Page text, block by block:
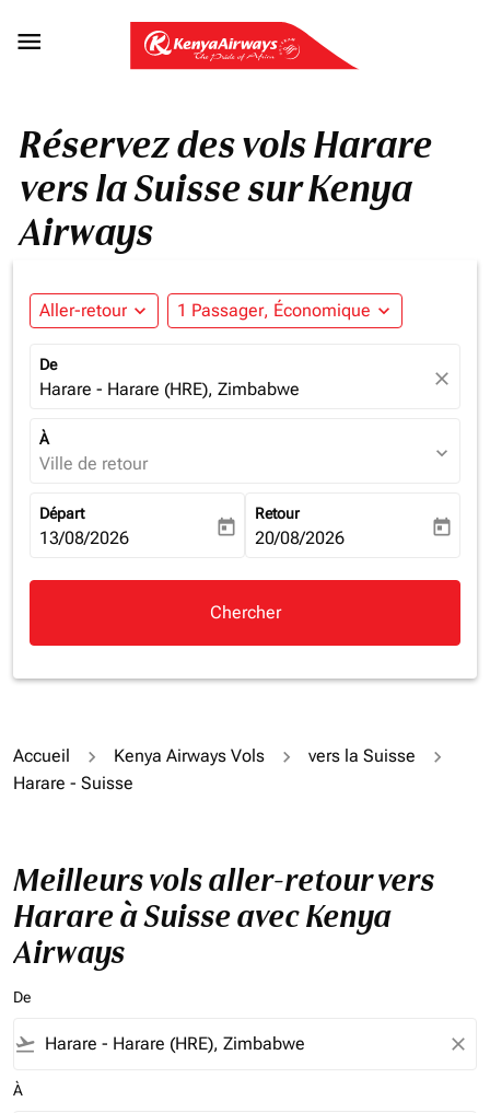

Réservez des vols Harare
vers la Suisse sur Kenya
Airways
Aller-retour expand_more 1 Passager, Économique expand_more
De
Harare - Harare (HRE), Zimbabwe close
À
Ville de retour expand_more
Départ
fc-booking-departure-date-aria-label
13/08/2026 today
Retour
fc-booking-return-date-aria-
20/08/2026 today
Chercher
Accueil Kenya Airways Vols
vers la Suisse
Harare - Suisse
Meilleurs vols aller-retour vers
Harare à Suisse avec Kenya
Airways
De
flight_takeoff close
À